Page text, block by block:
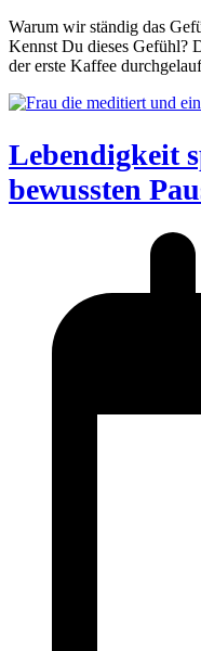
Warum wir ständig das
Kennst Du dieses Gefühl?
der erste Kaffee
Lebendigkeit
bewussten